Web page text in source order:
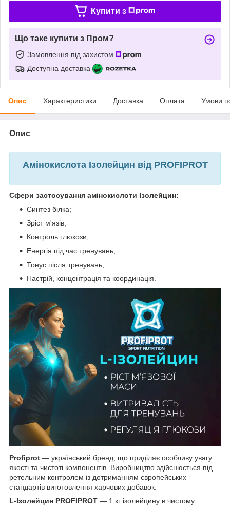
Купити з
Що таке купити з Пром?
Замовлення під захистом
Доступна доставка
Опис Характеристики Доставка Оплата Умови
Опис
Амінокислота Ізолейцин від PROFIPROT
Сфери застосування амінокислоти Ізолейцин:
Синтез білка;
Зріст м'язів;
Контроль глюкози;
Енергія під час тренувань;
Тонус після тренувань;
Настрій, концентрація та координація.
Profiprot — український бренд, що приділяє особливу увагу
якості та чистоті компонентів. Виробництво здійснюється під
ретельним контролем із дотриманням європейських
стандартів виготовлення харчових добавок.
L-Ізолейцин PROFIPROT — 1 кг ізолейцину в чистому